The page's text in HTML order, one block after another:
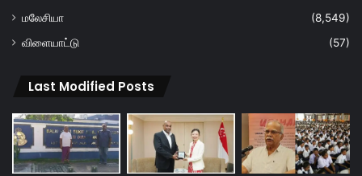
மலேசியா
(8,549)
விளையாட்டு
(57)
Last Modified Posts